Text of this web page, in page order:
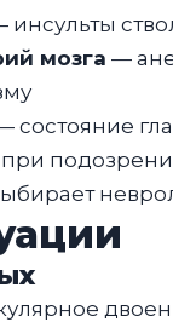
инсульты
мозга —
состояние